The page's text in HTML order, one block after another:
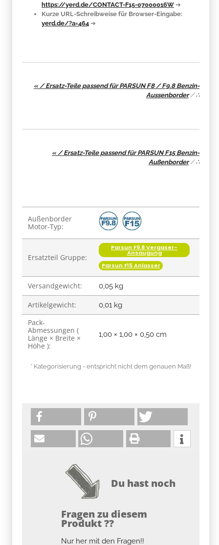
https://yerd.de/CONTACT-F15-07000016W ➔
Kurze URL-Schreibweise für Browser-Eingabe:
yerd.de/?a=464 ➔
« / Ersatz-Teile passend für PARSUN F8 / F9.8 Benzin-
Aussenborder/∴
« / Ersatz-Teile passend für PARSUN F15 Benzin-
Außenborder/∴
Produkteigenschaft
Wert
Außenborder
Motor-Typ:
Ersatzteil Gruppe:
Parsun F9.8 Vergaser-
Ansaugung
Parsun F15 Anlasser
Versandgewicht: 0,05 kg
Artikelgewicht: 0,01 kg
Pack-
Abmessungen (
Länge × Breite ×
Höhe ):
1,00 × 1,00 × 0,50 cm
* Kategorisierung - entspricht nicht dem genauen Maß!
Du hast noch
Fragen zu diesem
Produkt ??
Nur her mit den Fragen!!